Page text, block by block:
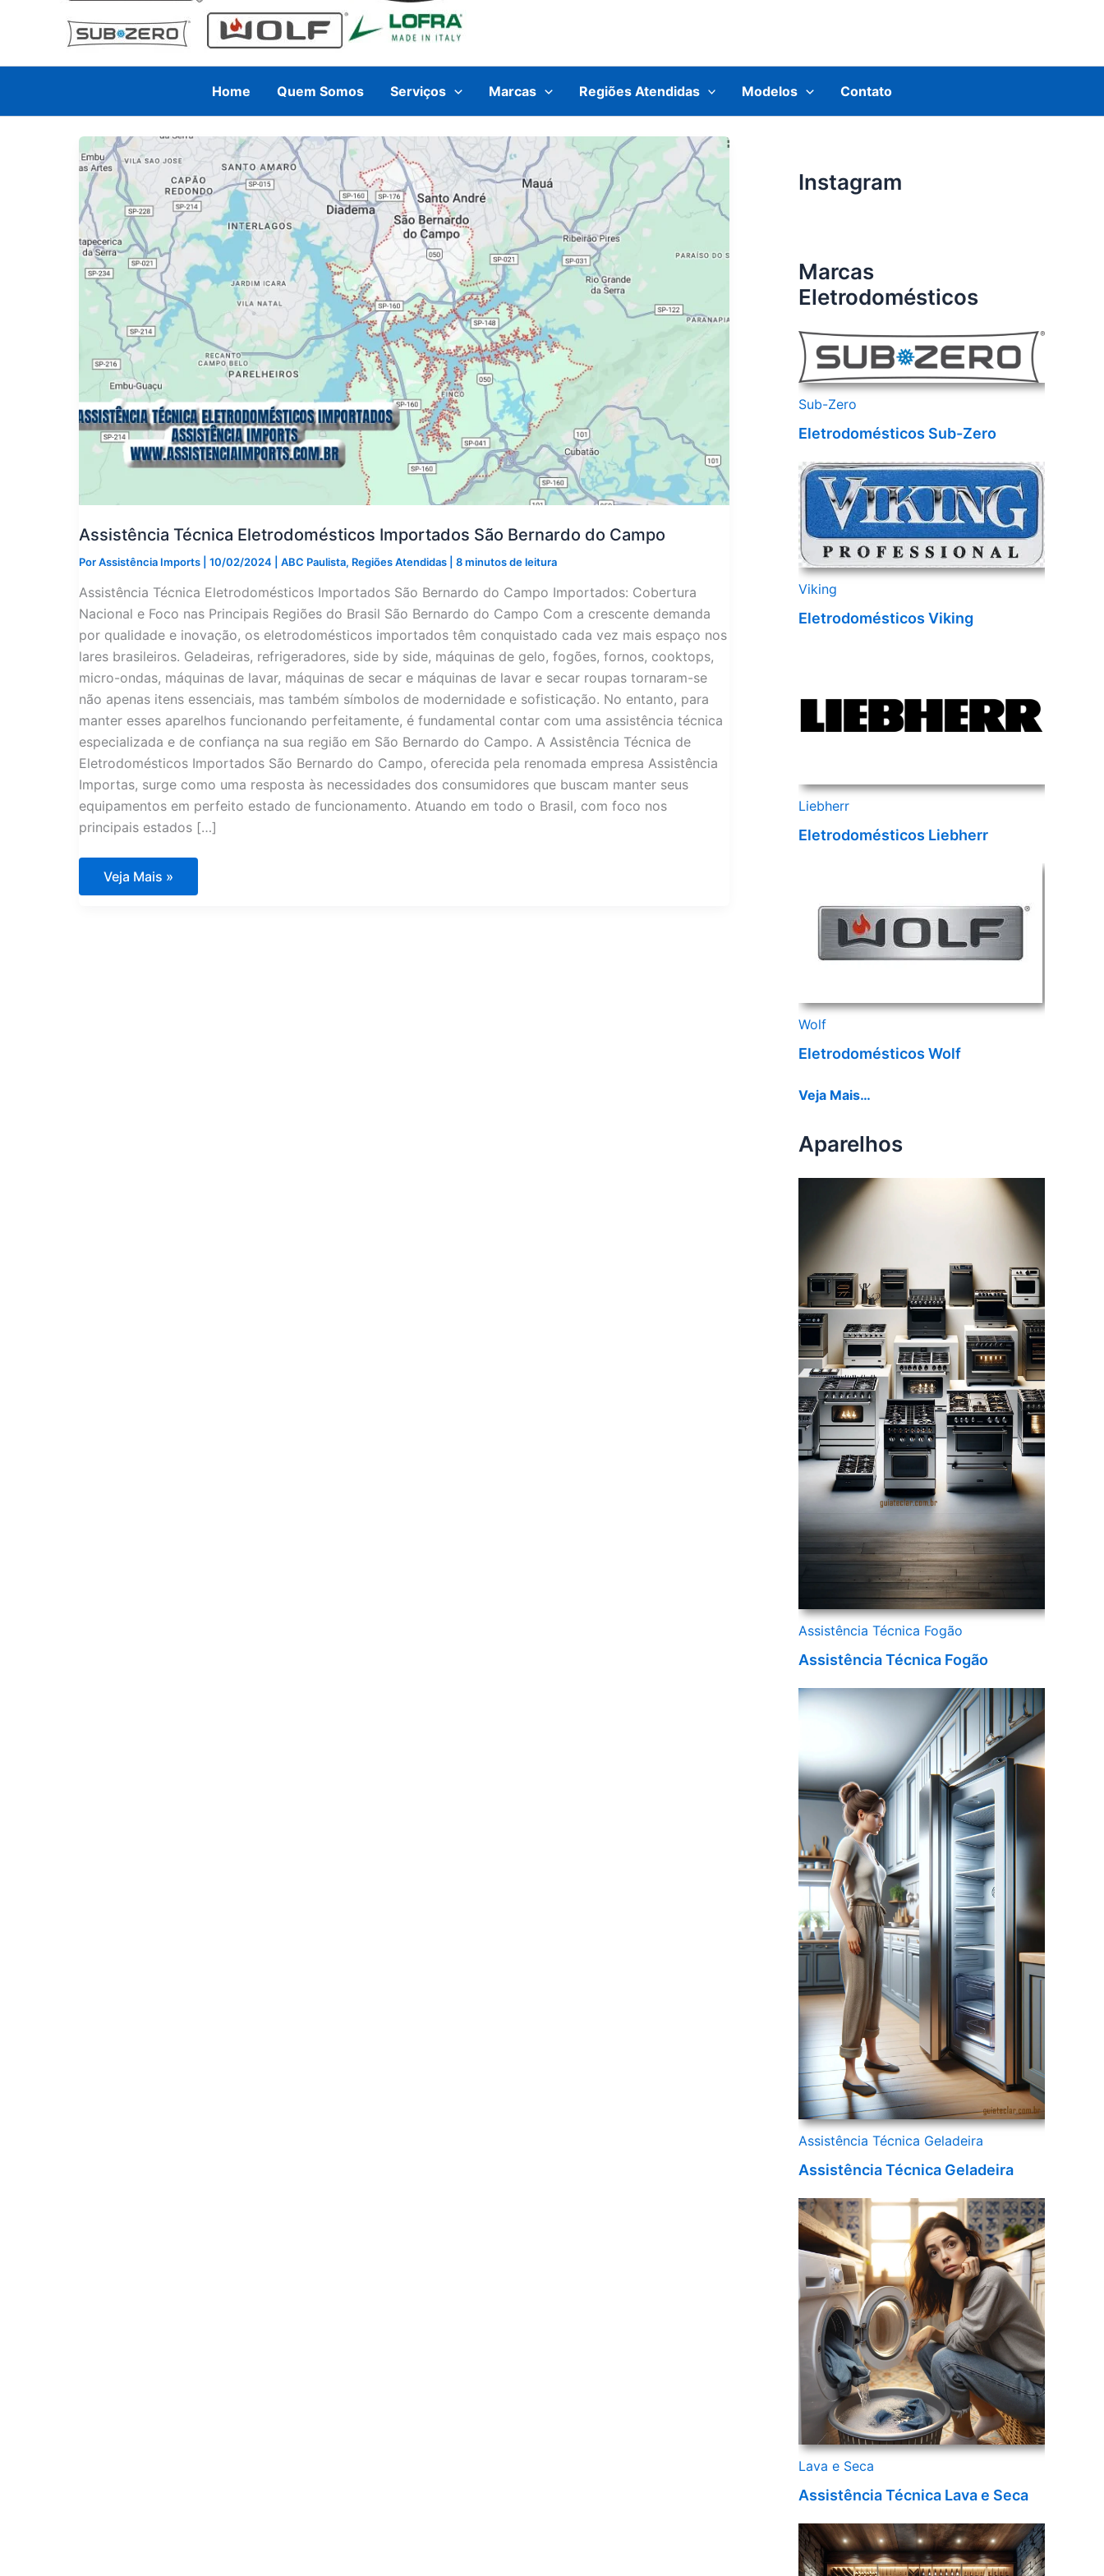
Home Quem Somos Serviços Marcas Regiões Atendidas Modelos Contato
Assistência Técnica Eletrodomésticos Importados São Bernardo do Campo
PorAssistência Imports 10/02/2024 ABC Paulista, Regiões Atendidas 8 minutos de leitura
Assistência Técnica Eletrodomésticos Importados São Bernardo do Campo Importados: Cobertura
Nacional e Foco nas Principais Regiões do Brasil São Bernardo do Campo Com a crescente demanda
por qualidade e inovação, os eletrodomésticos importados têm conquistado cada vez mais espaço nos
lares brasileiros. Geladeiras, refrigeradores, side by side, máquinas de gelo, fogões, fornos, cooktops,
micro-ondas, máquinas de lavar, máquinas de secar e máquinas de lavar e secar roupas tornaram-se
não apenas itens essenciais, mas também símbolos de modernidade e sofisticação. No entanto, para
manter esses aparelhos funcionando perfeitamente, é fundamental contar com uma assistência técnica
especializada e de confiança na sua região em São Bernardo do Campo. A Assistência Técnica de
Eletrodomésticos Importados São Bernardo do Campo, oferecida pela renomada empresa Assistência
Importas, surge como uma resposta às necessidades dos consumidores que buscam manter seus
equipamentos em perfeito estado de funcionamento. Atuando em todo o Brasil, com foco nos
principais estados […]
Assistência
Técnica
Veja Mais »
Instagram
Marcas
Eletrodomésticos
Sub-Zero
Eletrodomésticos Sub-Zero
Viking
Eletrodomésticos Viking
Liebherr
Eletrodomésticos Liebherr
Wolf
Eletrodomésticos Wolf
Veja Mais…
Aparelhos
Assistência Técnica Fogão
Assistência Técnica Fogão
Assistência Técnica Geladeira
Assistência Técnica Geladeira
Lava e Seca
Assistência Técnica Lava e Seca